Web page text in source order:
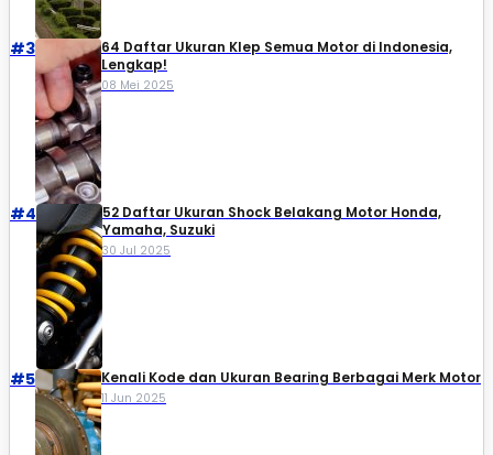
#3
64 Daftar Ukuran Klep Semua Motor di Indonesia,
Lengkap!
08 Mei 2025
#4
52 Daftar Ukuran Shock Belakang Motor Honda,
Yamaha, Suzuki​
30 Jul 2025
#5 Kenali Kode dan Ukuran Bearing Berbagai Merk Motor
11 Jun 2025